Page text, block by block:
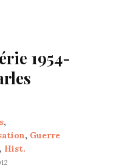
1954-
,
, Guerre
, Hist.